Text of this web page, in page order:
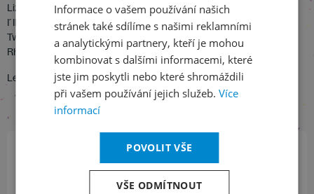
Liza
I´II Build A Stairway To Paradise
Two Waltzes In C
Rhapsody In Blue
Leonid Hambro – klavír
Přihlaste se k našemu newsletteru
a buďte jako první v obraze
Informace o vašem používání našich
stránek také sdílíme s našimi reklamními
a analytickými partnery, kteří je mohou
kombinovat s dalšími informacemi, které
jste jim poskytli nebo které shromáždili
při vašem používání jejich služeb. Více
informací
POVOLIT VŠE
VŠE ODMÍTNOUT